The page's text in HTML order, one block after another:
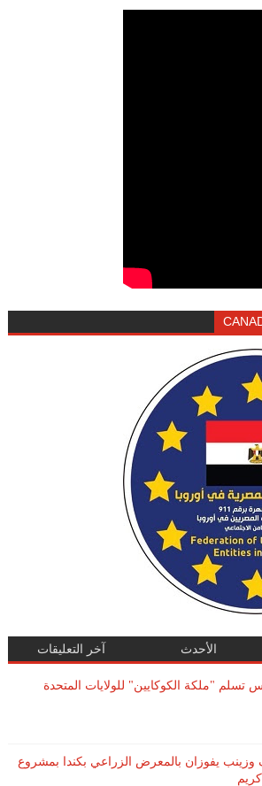
الأحدث آخر التعليقات
تسلم "ملكة الكوكايين" للولايات المتحدة
يفوزان بالمعرض الزراعي بكندا بمشروع